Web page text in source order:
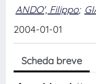
ANDO', Filippo;
2004-01-01
Scheda breve